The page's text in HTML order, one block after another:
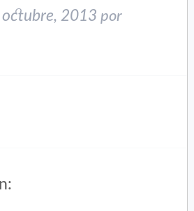
octubre, 2013 por